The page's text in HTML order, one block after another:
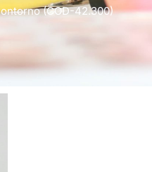
(COD-42.300)